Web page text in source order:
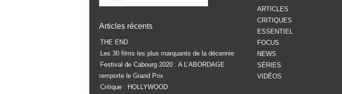
Articles récents
THE END
Les 30 films les plus marquants de la décennie
Festival de Cabourg 2020 : A L’ABORDAGE
remporte le Grand Prix
Critique : HOLLYWOOD
ARTICLES
CRITIQUES
ESSENTIEL
FOCUS
NEWS
SÉRIES
VIDÉOS